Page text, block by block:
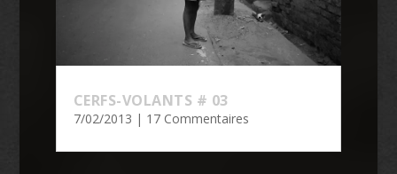
CERFS-VOLANTS # 03
7/02/2013 | 17 Commentaires